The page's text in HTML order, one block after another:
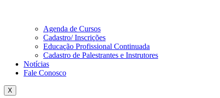
Agenda de Cursos
Cadastro/ Inscrições
Educação Profissional Continuada
Cadastro de Palestrantes e Instrutores
Notícias
Fale Conosco
X